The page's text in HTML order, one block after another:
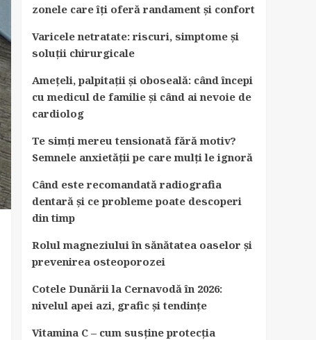
zonele care îți oferă randament și confort
Varicele netratate: riscuri, simptome și
soluții chirurgicale
Amețeli, palpitații și oboseală: când începi
cu medicul de familie și când ai nevoie de
cardiolog
Te simți mereu tensionată fără motiv?
Semnele anxietății pe care mulți le ignoră
Când este recomandată radiografia
dentară și ce probleme poate descoperi
din timp
Rolul magneziului în sănătatea oaselor și
prevenirea osteoporozei
Cotele Dunării la Cernavodă în 2026:
nivelul apei azi, grafic și tendințe
Vitamina C – cum susține protecția